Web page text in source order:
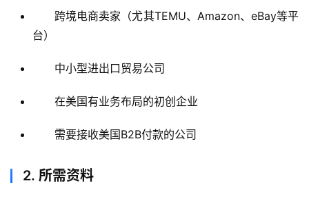
跨境电商卖家（尤其TEMU、Amazon、eBay等平
台）
中小型进出口贸易公司
在美国有业务布局的初创企业
需要接收美国B2B付款的公司
2. 所需资料